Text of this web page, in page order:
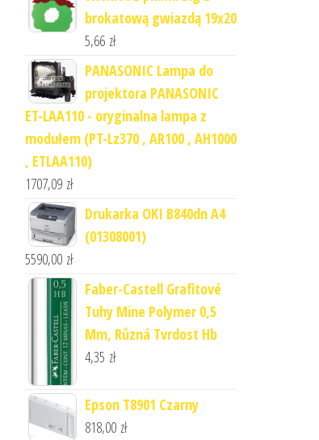
brokatową gwiazdą 19x20
5,66 zł
PANASONIC Lampa do
projektora PANASONIC
ET-LAA110 - oryginalna lampa z
modułem (PT-Lz370 , AR100 , AH1000
, ETLAA110)
1707,09 zł
Drukarka OKI B840dn A4
(01308001)
5590,00 zł
Faber-Castell Grafitové
Tuhy Mine Polymer 0,5
Mm, Různá Tvrdost Hb
4,35 zł
Epson T8901 Czarny
818,00 zł